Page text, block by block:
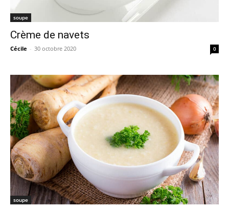
soupe
Crème de navets
Cécile - 30 octobre 2020 0
soupe